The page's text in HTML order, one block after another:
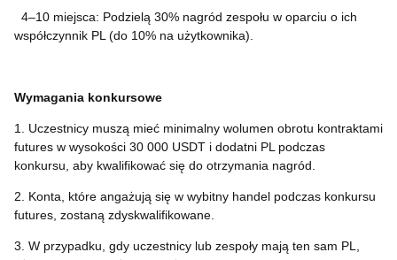
4–10 miejsca: Podzielą 30% nagród zespołu w oparciu o ich
współczynnik PL (do 10% na użytkownika).
Wymagania konkursowe
1. Uczestnicy muszą mieć minimalny wolumen obrotu kontraktami
futures w wysokości 30 000 USDT i dodatni PL podczas
konkursu, aby kwalifikować się do otrzymania nagród.
2. Konta, które angażują się w wybitny handel podczas konkursu
futures, zostaną zdyskwalifikowane.
3. W przypadku, gdy uczestnicy lub zespoły mają ten sam PL,